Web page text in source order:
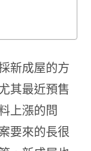
新成屋的方
其最近預售
上漲的問
要來的長很